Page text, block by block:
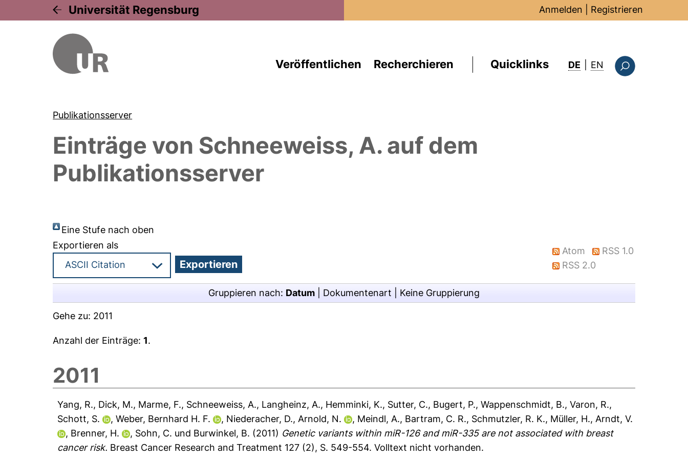
Universität Regensburg Anmelden Registrieren
Veröffentlichen Recherchieren Quicklinks DE EN : this page in
Publikationsserver
Einträge von Schneeweiss, A. auf dem
Publikationsserver
Eine Stufe nach oben
Exportieren als
Atom
RSS 1.0
RSS 2.0
Gruppieren nach: Datum Dokumentenart Keine Gruppierung
Gehe zu: 2011
Anzahl der Einträge:1.
2011
Yang, R., Dick, M., Marme, F., Schneeweiss, A., Langheinz, A., Hemminki, K., Sutter, C., Bugert, P.,Wappenschmidt, B.,Varon, R.,
Schott, S.
,Weber, Bernhard H. F. , Niederacher, D., Arnold, N. , Meindl, A., Bartram, C. R., Schmutzler, R. K., Müller, H., Arndt, V.
, Brenner, H. , Sohn, C. und Burwinkel, B. (2011) Genetic variants within miR-126 and miR-335 are not associated with breast
cancer risk. Breast Cancer Research and Treatment 127 (2), S. 549-554.Volltext nicht vorhanden.